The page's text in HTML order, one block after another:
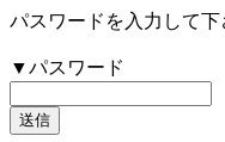
パスワードを入力して下
▼パスワード